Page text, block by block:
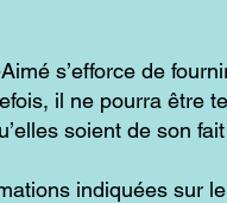
s’efforce de
il ne pourra être
soient de son
indiquées sur